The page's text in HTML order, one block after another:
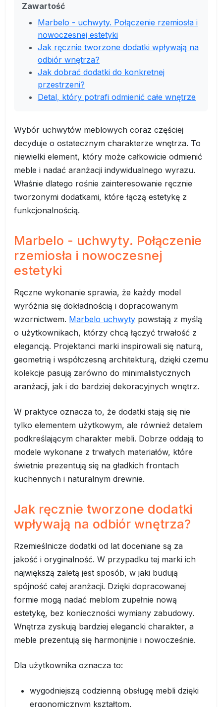
Zawartość
Marbelo - uchwyty. Połączenie rzemiosła i
nowoczesnej estetyki
Jak ręcznie tworzone dodatki wpływają na
odbiór wnętrza?
Jak dobrać dodatki do konkretnej
przestrzeni?
Detal, który potrafi odmienić całe wnętrze
Wybór uchwytów meblowych coraz częściej
decyduje o ostatecznym charakterze wnętrza. To
niewielki element, który może całkowicie odmienić
meble i nadać aranżacji indywidualnego wyrazu.
Właśnie dlatego rośnie zainteresowanie ręcznie
tworzonymi dodatkami, które łączą estetykę z
funkcjonalnością.
Marbelo - uchwyty. Połączenie
rzemiosła i nowoczesnej
estetyki
Ręczne wykonanie sprawia, że każdy model
wyróżnia się dokładnością i dopracowanym
wzornictwem. Marbelo uchwyty powstają z myślą
o użytkownikach, którzy chcą łączyć trwałość z
elegancją. Projektanci marki inspirowali się naturą,
geometrią i współczesną architekturą, dzięki czemu
kolekcje pasują zarówno do minimalistycznych
aranżacji, jak i do bardziej dekoracyjnych wnętrz.
W praktyce oznacza to, że dodatki stają się nie
tylko elementem użytkowym, ale również detalem
podkreślającym charakter mebli. Dobrze oddają to
modele wykonane z trwałych materiałów, które
świetnie prezentują się na gładkich frontach
kuchennych i naturalnym drewnie.
Jak ręcznie tworzone dodatki
wpływają na odbiór wnętrza?
Rzemieślnicze dodatki od lat doceniane są za
jakość i oryginalność. W przypadku tej marki ich
największą zaletą jest sposób, w jaki budują
spójność całej aranżacji. Dzięki dopracowanej
formie mogą nadać meblom zupełnie nową
estetykę, bez konieczności wymiany zabudowy.
Wnętrza zyskują bardziej elegancki charakter, a
meble prezentują się harmonijnie i nowocześnie.
Dla użytkownika oznacza to:
wygodniejszą codzienną obsługę mebli dzięki
ergonomicznym kształtom,